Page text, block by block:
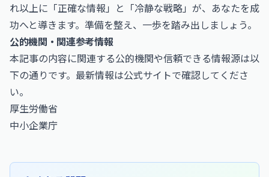
れ以上に「正確な情報」と「冷静な戦略」が、あなたを成
功へと導きます。準備を整え、一歩を踏み出しましょう。
公的機関・関連参考情報
本記事の内容に関連する公的機関や信頼できる情報源は以
下の通りです。最新情報は公式サイトで確認してくださ
い。
厚生労働省
中小企業庁